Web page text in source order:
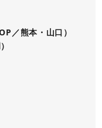
熊本・山口）